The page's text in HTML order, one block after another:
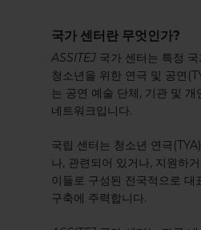
국가 센터란 무엇인가?
ASSITEJ 국가 센터는 특정
청소년을 위한 연극 및 공연
는 공연 예술 단체, 기관 및 개
네트워크입니다.
국립 센터는 청소년 연극
나, 관련되어 있거나, 지원하
이들로 구성된 전국적으로 대
구축에 주력합니다.